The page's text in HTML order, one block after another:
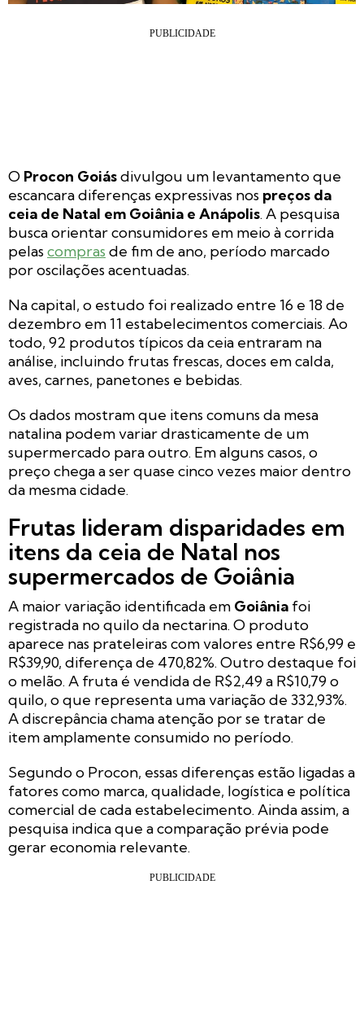
O Procon Goiásdivulgou um levantamento que
escancara diferenças expressivas nos preços da
ceia de Natal em Goiânia e Anápolis. A pesquisa
busca orientar consumidores em meio à corrida
pelascompras de fim de ano, período marcado
por oscilações acentuadas.
Na capital, o estudo foi realizado entre 16 e 18 de
dezembro em 11 estabelecimentos comerciais. Ao
todo, 92 produtos típicos da ceia entraram na
análise, incluindo frutas frescas, doces em calda,
aves, carnes, panetones e bebidas.
Os dados mostram que itens comuns da mesa
natalina podem variar drasticamente de um
supermercado para outro. Em alguns casos, o
preço chega a ser quase cinco vezes maior dentro
da mesma cidade.
Frutas lideram disparidades em
itens da ceia de Natal nos
supermercados de Goiânia
A maior variação identificada em Goiânia foi
registrada no quilo da nectarina. O produto
aparece nas prateleiras com valores entre R$6,99 e
R$39,90, diferença de 470,82%. Outro destaque foi
o melão. A fruta é vendida de R$2,49 a R$10,79 o
quilo, o que representa uma variação de 332,93%.
A discrepância chama atenção por se tratar de
item amplamente consumido no período.
Segundo o Procon, essas diferenças estão ligadas a
fatores como marca, qualidade, logística e política
comercial de cada estabelecimento. Ainda assim, a
pesquisa indica que a comparação prévia pode
gerar economia relevante.